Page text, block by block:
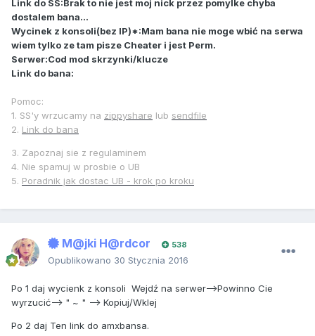
Link do SS:Brak to nie jest moj nick przez pomylke chyba
dostalem bana...
Wycinek z konsoli(bez IP)*:Mam bana nie moge wbić na serwa
wiem tylko ze tam pisze Cheater i jest Perm.
Serwer:Cod mod skrzynki/klucze
Link do bana:
Pomoc:
1. SS'y wrzucamy na zippyshare lub sendfile
2. Link do bana
3. Zapoznaj sie z regulaminem
4. Nie spamuj w prosbie o UB
5. Poradnik jak dostac UB - krok po kroku
M@jki H@rdcor 538
Opublikowano 30 Stycznia 2016
Po 1 daj wycienk z konsoli Wejdź na serwer-->Powinno Cie
wyrzucić--> " ~ " --> Kopiuj/Wklej
Po 2 daj Ten link do amxbansa.